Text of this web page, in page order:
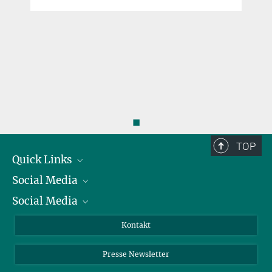
◼
TOP
Quick Links
Präsident
Zahlen und Fakten
Meldestelle Fehlverhalten
Social Media
Bluesky
TikTok
Social Media
Instagram
YouTube
Kontakt
Presse Newsletter